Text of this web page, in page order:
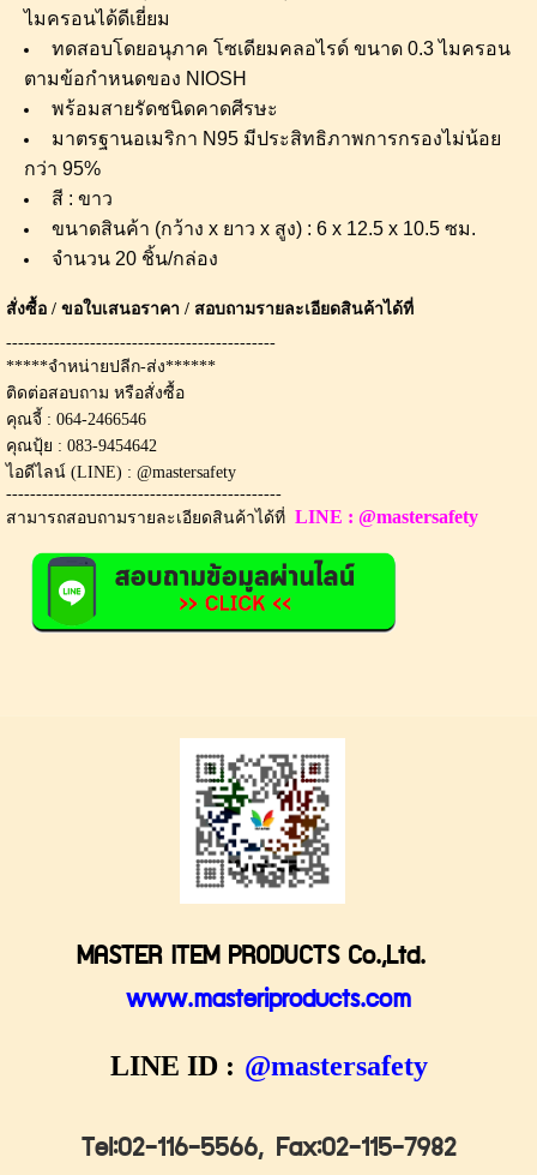
ไมครอนได้ดีเยี่ยม
ทดสอบโดยอนุภาค โซเดียมคลอไรด์ ขนาด 0.3 ไมครอน
ตามข้อกำหนดของ NIOSH
พร้อมสายรัดชนิดคาดศีรษะ
มาตรฐานอเมริกา N95 มีประสิทธิภาพการกรองไม่น้อย
กว่า 95%
สี : ขาว
ขนาดสินค้า (กว้าง x ยาว x สูง) : 6 x 12.5 x 10.5 ซม.
จำนวน 20 ชิ้น/กล่อง
สั่งซื้อ / ขอใบเสนอราคา / สอบถามรายละเอียดสินค้าได้ที่
---------------------------------------------
*****จำหน่ายปลีก-ส่ง******
ติดต่อสอบถาม หรือสั่งซื้อ
คุณจี้ : 064-2466546
คุณปุ้ย : 083-9454642
ไอดีไลน์ (LINE) : @mastersafety
----------------------------------------------
สามารถสอบถามรายละเอียดสินค้าได้ที่ LINE : @mastersafety
MASTER ITEM PRODUCTS Co.,Ltd.
www.masteriproducts.com
LINE ID : @mastersafety
Tel:02-116-5566, Fax:02-115-7982